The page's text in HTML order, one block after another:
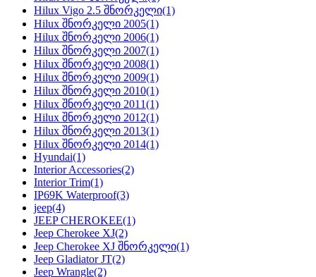
Hilux Vigo 2.5 შნორკელი(1)
Hilux შნორკელი 2005(1)
Hilux შნორკელი 2006(1)
Hilux შნორკელი 2007(1)
Hilux შნორკელი 2008(1)
Hilux შნორკელი 2009(1)
Hilux შნორკელი 2010(1)
Hilux შნორკელი 2011(1)
Hilux შნორკელი 2012(1)
Hilux შნორკელი 2013(1)
Hilux შნორკელი 2014(1)
Hyundai(1)
Interior Accessories(2)
Interior Trim(1)
IP69K Waterproof(3)
jeep(4)
JEEP CHEROKEE(1)
Jeep Cherokee XJ(2)
Jeep Cherokee XJ შნორკელი(1)
Jeep Gladiator JT(2)
Jeep Wrangle(2)